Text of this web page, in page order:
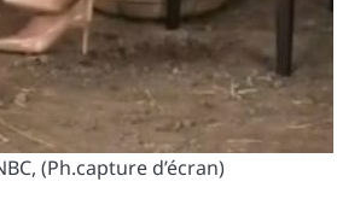
(Ph.capture d’écran)